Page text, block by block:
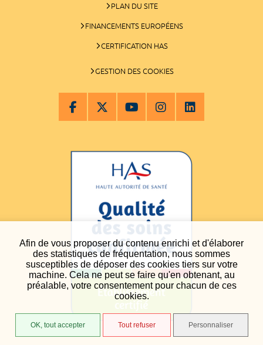
Afin de vous proposer du contenu enrichi et d'élaborer
des statistiques de fréquentation, nous sommes
susceptibles de déposer des cookies tiers sur votre
machine. Cela ne peut se faire qu'en obtenant, au
préalable, votre consentement pour chacun de ces
cookies.
OK, tout accepter Tout refuser Personnaliser
PLAN DU SITE
FINANCEMENTS EUROPÉENS
CERTIFICATION HAS
GESTION DES COOKIES